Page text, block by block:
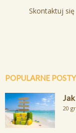
Skontaktuj się
POPULARNE POSTY
20